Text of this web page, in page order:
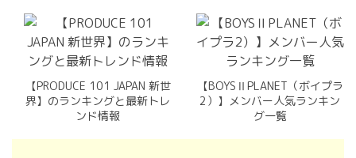
【PRODUCE 101 JAPAN 新世
界】のランキングと最新トレ
ンド情報
【BOYSⅡPLANET（ボイプラ
2）】メンバー人気ランキン
グ一覧